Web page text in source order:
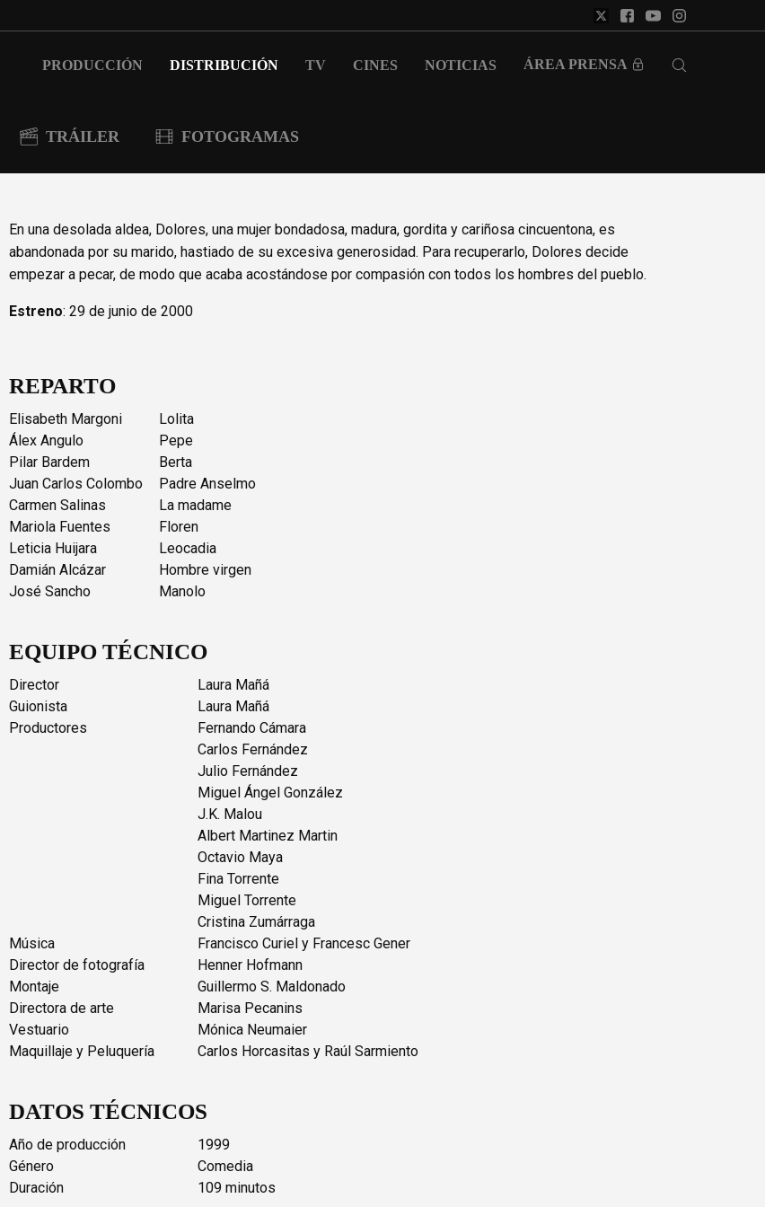
PRODUCCIÓN DISTRIBUCIÓN TV CINES NOTICIAS ÁREA PRENSA
TRÁILER FOTOGRAMAS
En una desolada aldea, Dolores, una mujer bondadosa, madura, gordita y cariñosa cincuentona, es
abandonada por su marido, hastiado de su excesiva generosidad. Para recuperarlo, Dolores decide
empezar a pecar, de modo que acaba acostándose por compasión con todos los hombres del pueblo.
Estreno: 29 de junio de 2000
REPARTO
Elisabeth Margoni
Lolita
Álex Angulo
Pepe
Pilar Bardem
Berta
Juan Carlos Colombo
Padre Anselmo
Carmen Salinas
La madame
Mariola Fuentes
Floren
Leticia Huijara
Leocadia
Damián Alcázar
Hombre virgen
José Sancho
Manolo
EQUIPO TÉCNICO
Director
Laura Mañá
Guionista
Laura Mañá
Productores
Fernando Cámara
Carlos Fernández
Julio Fernández
Miguel Ángel González
J.K. Malou
Albert Martinez Martin
Octavio Maya
Fina Torrente
Miguel Torrente
Cristina Zumárraga
Música
Francisco Curiel y Francesc Gener
Director de fotografía
Henner Hofmann
Montaje
Guillermo S. Maldonado
Directora de arte
Marisa Pecanins
Vestuario
Mónica Neumaier
Maquillaje y Peluquería
Carlos Horcasitas y Raúl Sarmiento
DATOS TÉCNICOS
Año de producción
1999
Género
Comedia
Duración
109 minutos